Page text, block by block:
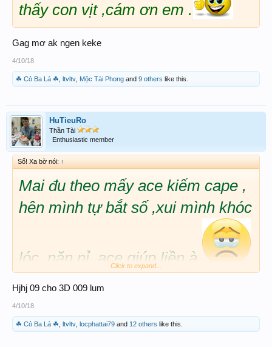
thấy con vịt ,cám ơn em .
Gag mơ ak ngen keke
4/10/18
☘ Cỏ Ba Lá ☘ ltvltv Mộc Tài Phong and 9 others like this.
HuTieuRo
Thần Tài
Enthusiastic member
Số! Xa bờ nói: ↑
Mai đu theo mấy ace kiếm cape ,
hên mình tự bắt số ,xui mình khóc
lóc ,năn nỉ ,ace giúp liền à
Click to expand...
Hjhj 09 cho 3D 009 lum
4/10/18
☘ Cỏ Ba Lá ☘ ltvltv locphattai79 and 12 others like this.